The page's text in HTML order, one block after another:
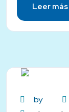
Leer más
by